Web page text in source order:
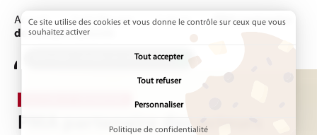
Accueil Sortir/Bouger Culture Page active :
PMA partenaire
des acteurs culturels
ADDTOANY (SHARE) EST DÉSACTIVÉ.
PMA partenaire des acteurs
Ce site utilise des cookies et vous donne le contrôle sur ceux que vous
souhaitez activer
Tout accepter
Tout refuser
Personnaliser
Politique de confidentialité